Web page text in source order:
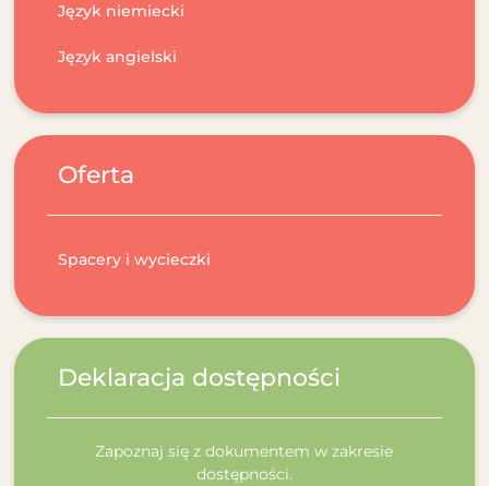
Język niemiecki
Język angielski
Oferta
Spacery i wycieczki
Deklaracja dostępności
Zapoznaj się z dokumentem w zakresie
dostępności.